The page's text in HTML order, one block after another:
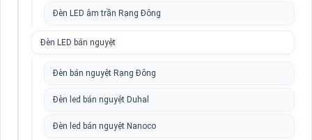
Đèn LED âm trần Rạng Đông
Đèn LED bán nguyệt
Đèn bán nguyệt Rạng Đông
Đèn led bán nguyệt Duhal
Đèn led bán nguyệt Nanoco